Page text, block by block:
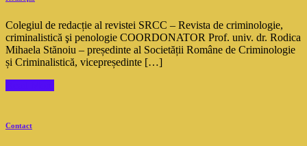
Colegiul de redacție al revistei SRCC – Revista de criminologie,
criminalistică şi penologie COORDONATOR Prof. univ. dr. Rodica
Mihaela Stănoiu – președinte al Societății Române de Criminologie
și Criminalistică, vicepreședinte […]
Contact